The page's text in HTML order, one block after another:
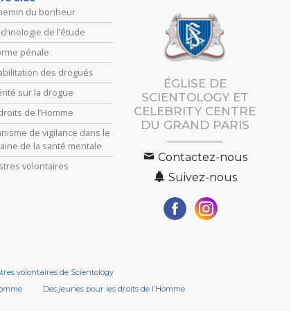
du bonheur
de l’étude
pénale
des drogués
sur la drogue
de l’Homme
de vigilance dans le
de la santé mentale
volontaires
ÉGLISE DE
SCIENTOLOGY ET
CELEBRITY CENTRE
DU GRAND PARIS
Contactez-nous
Suivez-nous
volontaires de Scientology
Des jeunes pour les droits de l’Homme